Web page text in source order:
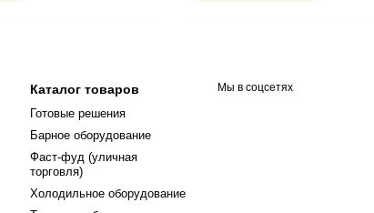
Каталог товаров
Готовые решения
Барное оборудование
Фаст-фуд (уличная
торговля)
Холодильное оборудование
Мы в соцсетях